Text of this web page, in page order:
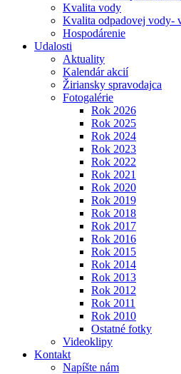
Kvalita vody
Kvalita odpadovej vody-
Hospodárenie
Udalosti
Aktuality
Kalendár akcií
Žiriansky spravodajca
Fotogalérie
Rok 2026
Rok 2025
Rok 2024
Rok 2023
Rok 2022
Rok 2021
Rok 2020
Rok 2019
Rok 2018
Rok 2017
Rok 2016
Rok 2015
Rok 2014
Rok 2013
Rok 2012
Rok 2011
Rok 2010
Ostatné fotky
Videoklipy
Kontakt
Napíšte nám